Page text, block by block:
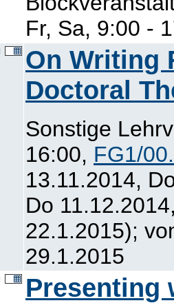
Fr, Sa, 9:00 -
On Writing
Doctoral
Sonstige
16:00, FG1/
13.11.2014,
Do
22.1.2015);
29.1.2015
Presenting